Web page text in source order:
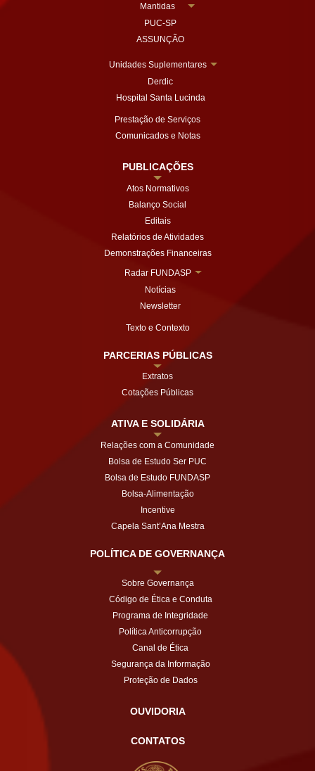
Mantidas
PUC-SP
ASSUNÇÃO
Unidades Suplementares
Derdic
Hospital Santa Lucinda
Prestação de Serviços
Comunicados e Notas
PUBLICAÇÕES
Atos Normativos
Balanço Social
Editais
Relatórios de Atividades
Demonstrações Financeiras
Radar FUNDASP
Notícias
Newsletter
Texto e Contexto
PARCERIAS PÚBLICAS
Extratos
Cotações Públicas
ATIVA E SOLIDÁRIA
Relações com a Comunidade
Bolsa de Estudo Ser PUC
Bolsa de Estudo FUNDASP
Bolsa-Alimentação
Incentive
Capela Sant’Ana Mestra
POLÍTICA DE GOVERNANÇA
Sobre Governança
Código de Ética e Conduta
Programa de Integridade
Política Anticorrupção
Canal de Ética
Segurança da Informação
Proteção de Dados
OUVIDORIA
CONTATOS